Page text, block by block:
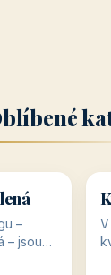
objektů
–
– jsou